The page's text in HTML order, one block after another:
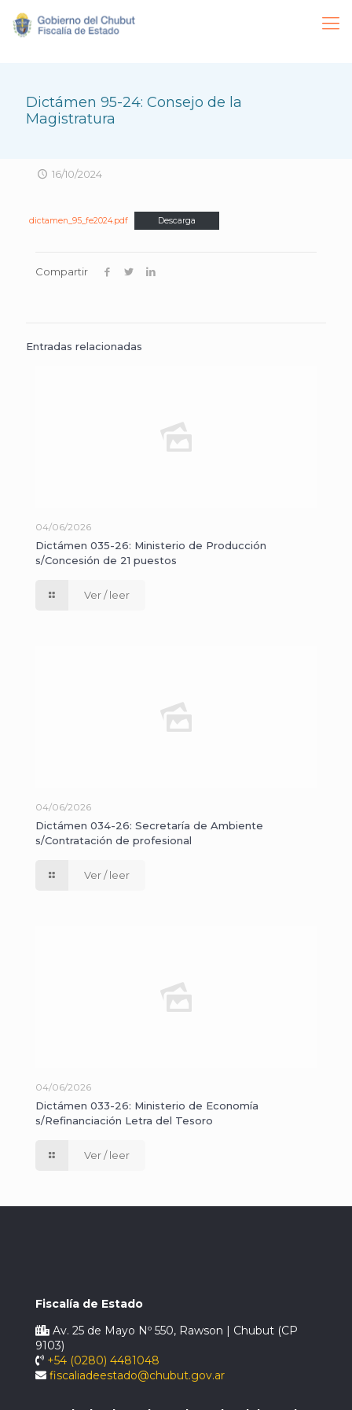
Dictámen 95-24: Consejo de la
Magistratura
16/10/2024
dictamen_95_fe2024.pdf Descarga
Compartir
Entradas relacionadas
04/06/2026
Dictámen 035-26: Ministerio de Producción
s/Concesión de 21 puestos
Ver / leer
04/06/2026
Dictámen 034-26: Secretaría de Ambiente
s/Contratación de profesional
Ver / leer
04/06/2026
Dictámen 033-26: Ministerio de Economía
s/Refinanciación Letra del Tesoro
Ver / leer
Fiscalía de Estado
Av. 25 de Mayo Nº 550, Rawson | Chubut (CP
9103)
+54 (0280) 4481048
fiscaliadeestado@chubut.gov.ar